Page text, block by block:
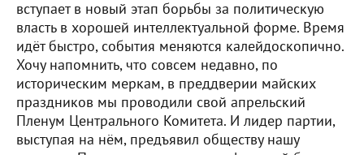
вступает в новый этап борьбы за политическую
власть в хорошей интеллектуальной форме. Время
идёт быстро, события меняются калейдоскопично.
Хочу напомнить, что совсем недавно, по
историческим меркам, в преддверии майских
праздников мы проводили свой апрельский
Пленум Центрального Комитета. И лидер партии,
выступая на нём, предъявил обществу нашу